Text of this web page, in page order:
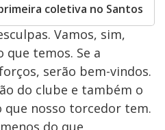
coletiva no Santos
Vamos, sim,
temos. Se a
serão bem-vindos.
do clube e também o
que nosso torcedor tem.
do que